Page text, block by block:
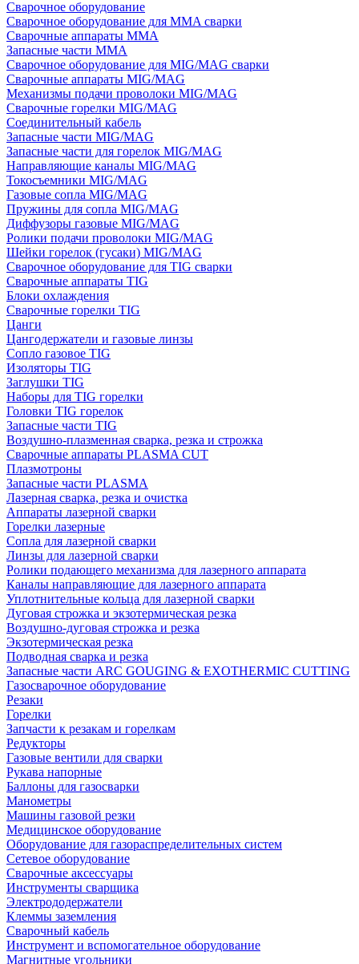
Сварочное оборудование
Сварочное оборудование для MMA сварки
Сварочные аппараты MMA
Запасные части MMA
Сварочное оборудование для MIG/MAG сварки
Сварочные аппараты MIG/MAG
Механизмы подачи проволоки MIG/MAG
Сварочные горелки MIG/MAG
Соединительный кабель
Запасные части MIG/MAG
Запасные части для горелок MIG/MAG
Направляющие каналы MIG/MAG
Токосъемники MIG/MAG
Газовые сопла MIG/MAG
Пружины для сопла MIG/MAG
Диффузоры газовые MIG/MAG
Ролики подачи проволоки MIG/MAG
Шейки горелок (гусаки) MIG/MAG
Сварочное оборудование для TIG сварки
Сварочные аппараты TIG
Блоки охлаждения
Сварочные горелки TIG
Цанги
Цангодержатели и газовые линзы
Сопло газовое TIG
Изоляторы TIG
Заглушки TIG
Наборы для TIG горелки
Головки TIG горелок
Запасные части TIG
Воздушно-плазменная сварка, резка и строжка
Сварочные аппараты PLASMA CUT
Плазмотроны
Запасные части PLASMA
Лазерная сварка, резка и очистка
Аппараты лазерной сварки
Горелки лазерные
Сопла для лазерной сварки
Линзы для лазерной сварки
Ролики подающего механизма для лазерного аппарата
Каналы направляющие для лазерного аппарата
Уплотнительные кольца для лазерной сварки
Дуговая строжка и экзотермическая резка
Воздушно-дуговая строжка и резка
Экзотермическая резка
Подводная сварка и резка
Запасные части ARC GOUGING & EXOTHERMIC CUTTING
Газосварочное оборудование
Резаки
Горелки
Запчасти к резакам и горелкам
Редукторы
Газовые вентили для сварки
Рукава напорные
Баллоны для газосварки
Манометры
Машины газовой резки
Медицинское оборудование
Оборудование для газораспределительных систем
Сетевое оборудование
Сварочные аксессуары
Инструменты сварщика
Электрододержатели
Клеммы заземления
Сварочный кабель
Инструмент и вспомогательное оборудование
Магнитные угольники